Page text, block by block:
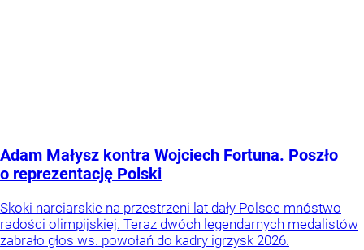
Adam Małysz kontra Wojciech Fortuna. Poszło
o reprezentację Polski
Skoki narciarskie na przestrzeni lat dały Polsce mnóstwo
radości olimpijskiej. Teraz dwóch legendarnych medalistów
zabrało głos ws. powołań do kadry igrzysk 2026.